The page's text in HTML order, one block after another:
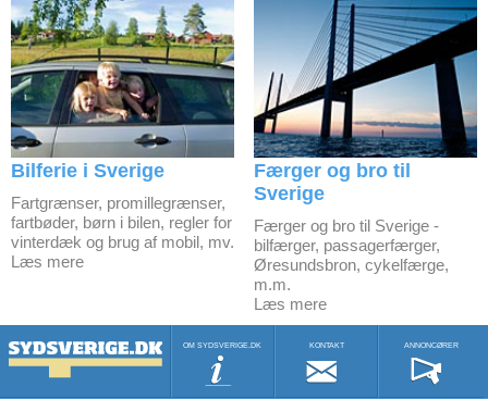
Bilferie i Sverige
Fartgrænser, promillegrænser,
fartbøder, børn i bilen, regler for
vinterdæk og brug af mobil, mv.
Læs mere
Færger og bro til
Sverige
Færger og bro til Sverige -
bilfærger, passagerfærger,
Øresundsbron, cykelfærge,
m.m.
Læs mere
OM SYDSVERIGE.DK KONTAKT ANNONCØRER